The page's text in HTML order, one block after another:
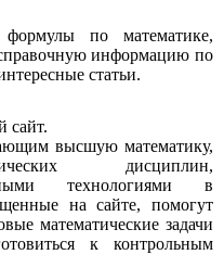
по математике,
информацию по
статьи.
сайт.
высшую математику,
дисциплин,
технологиями в
на сайте, помогут
математические задачи
к контрольным